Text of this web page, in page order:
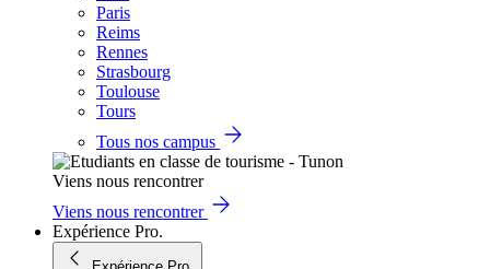
Paris
Reims
Rennes
Strasbourg
Toulouse
Tours
Tous nos campus
Viens nous rencontrer
Viens nous rencontrer
Expérience Pro.